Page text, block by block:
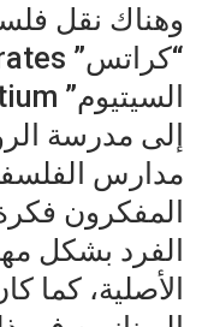
وهناك نقل
إلى مدرسة
مدارس
المفكرون
الفرد بشكل
الأصلية، كما